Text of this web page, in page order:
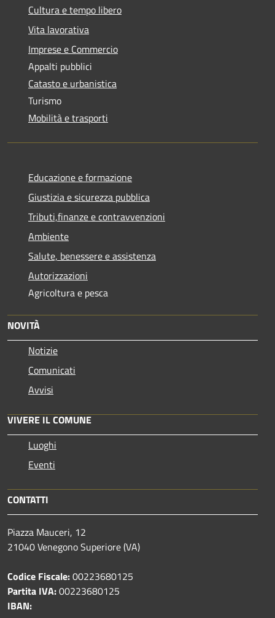
Cultura e tempo libero
Vita lavorativa
Imprese e Commercio
Appalti pubblici
Catasto e urbanistica
Turismo
Mobilità e trasporti
Educazione e formazione
Giustizia e sicurezza pubblica
Tributi,finanze e contravvenzioni
Ambiente
Salute, benessere e assistenza
Autorizzazioni
Agricoltura e pesca
NOVITÀ
Notizie
Comunicati
Avvisi
VIVERE IL COMUNE
Luoghi
Eventi
CONTATTI
Piazza Mauceri, 12
21040 Venegono Superiore (VA)
Codice Fiscale:00223680125
Partita IVA:00223680125
IBAN: